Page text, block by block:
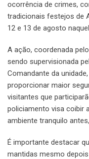
ocorrência de crimes,
tradicionais festejos de
12 e 13 de agosto
A ação, coordenada
sendo supervisionada
Comandante da
proporcionar maior
visitantes que
policiamento visa coibir
ambiente tranquilo
É importante destacar
mantidas mesmo